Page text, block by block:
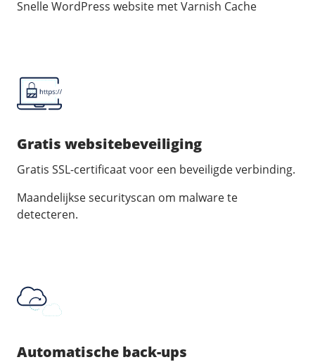
Snelle WordPress website met Varnish Cache
Gratis websitebeveiliging
Gratis SSL-certificaat voor een beveiligde verbinding.
Maandelijkse securityscan om malware te
detecteren.
Automatische back-ups